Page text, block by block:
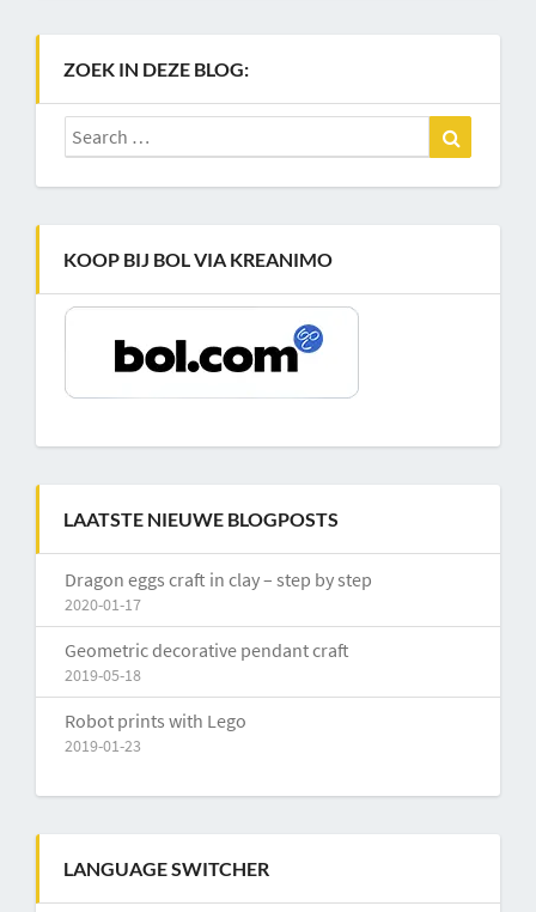
ZOEK IN DEZE BLOG:
Search
for:
KOOP BIJ BOL VIA KREANIMO
LAATSTE NIEUWE BLOGPOSTS
Dragon eggs craft in clay – step by step
2020-01-17
Geometric decorative pendant craft
2019-05-18
Robot prints with Lego
2019-01-23
LANGUAGE SWITCHER